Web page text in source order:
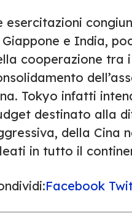
esercitazioni
Giappone e India,
cooperazione tra
Tokyo infatti
destinato alla
della Cina
in tutto il
Facebook